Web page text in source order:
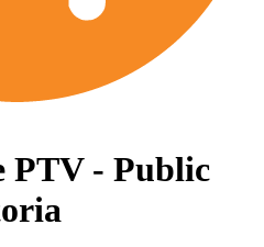
PTV - Public